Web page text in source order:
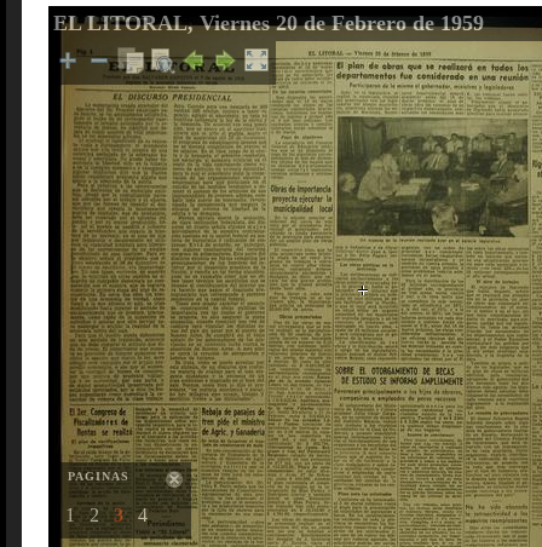
EL LITORAL, Viernes 20 de Febrero de 1959
PAGINAS
1 2 3 4